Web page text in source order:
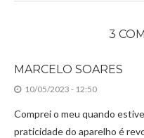
3
MARCELO SOARES
10/05/2023 - 12:50
Comprei o meu quando
praticidade do aparelho é